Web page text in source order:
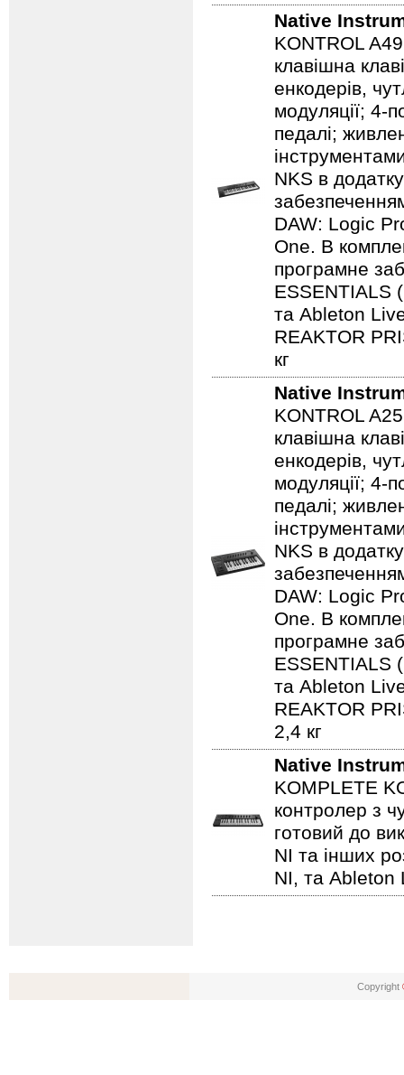
Native
KONTROL
клавішна
енкодерів,
модуляції; 4-
педалі;
NKS в
DAW: Logic
One. В
програмне
ESSENTIALS
та Ableton
REAKTOR
кг
Native
KONTROL
клавішна
енкодерів,
модуляції; 4-
педалі;
NKS в
DAW: Logic
One. В
програмне
ESSENTIALS
та Ableton
REAKTOR
2,4 кг
Native
KOMPLETE
контролер з
готовий до
NI та інших
NI, та Ableton
Copyright